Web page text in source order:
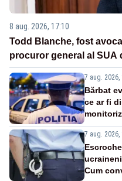
8 aug. 2026, 17:10
Todd Blanche, fost
procuror general al SUA
7 aug. 2026,
Bărbat
ce ar fi
7 aug. 2026,
Cum